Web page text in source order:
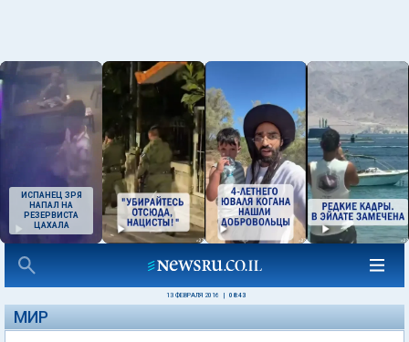
ИСПАНЕЦ ЗРЯ
НАПАЛ НА
РЕЗЕРВИСТА
ЦАХАЛА
13 ФЕВРАЛЯ 2016 08:43
МИР